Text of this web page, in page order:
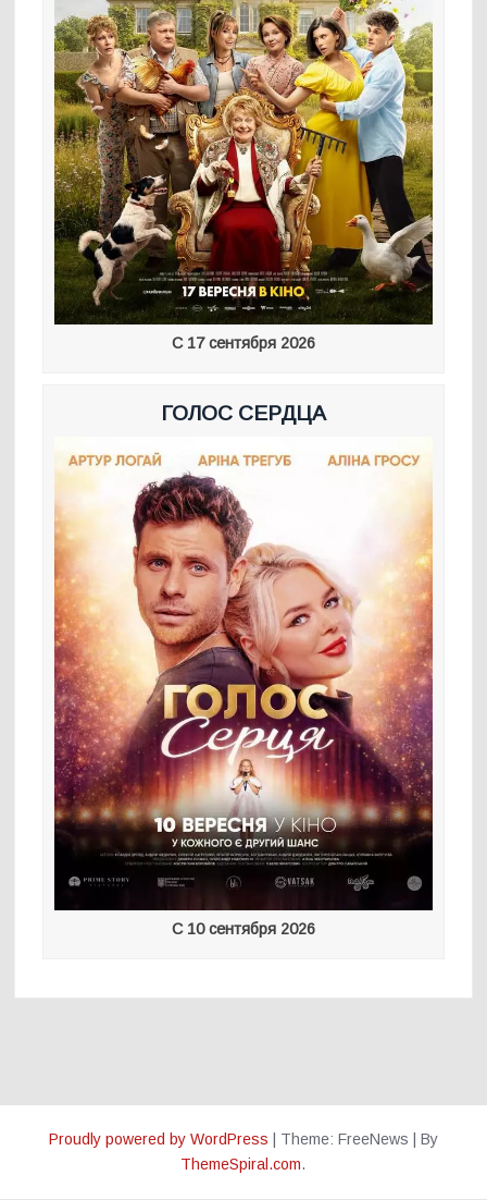
С 17 сентября 2026
ГОЛОС СЕРДЦА
С 10 сентября 2026
Proudly powered by WordPress Theme: FreeNews
By
ThemeSpiral.com.